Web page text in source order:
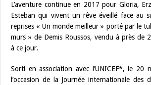
L’aventure continue en 2017 pour Gloria,
Esteban qui vivent un rêve éveillé face au
reprises « Un monde meilleur » porté par le
murs » de Demis Roussos, vendu à près de
à ce jour.
Sorti en association avec l’UNICEF*, le 20
l’occasion de la Journée internationale des